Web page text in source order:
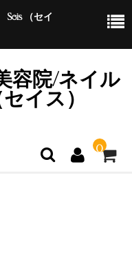
（セイ
容院/ネイル
イス）
0